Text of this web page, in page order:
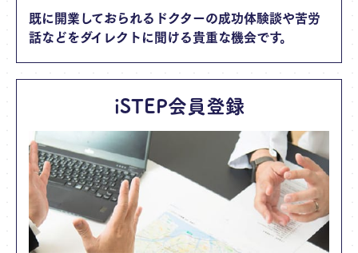
既に開業しておられるドクターの成功体験談や苦労
話などをダイレクトに聞ける貴重な機会です。
iSTEP会員登録